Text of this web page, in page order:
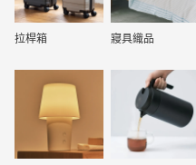
拉桿箱 寢具織品